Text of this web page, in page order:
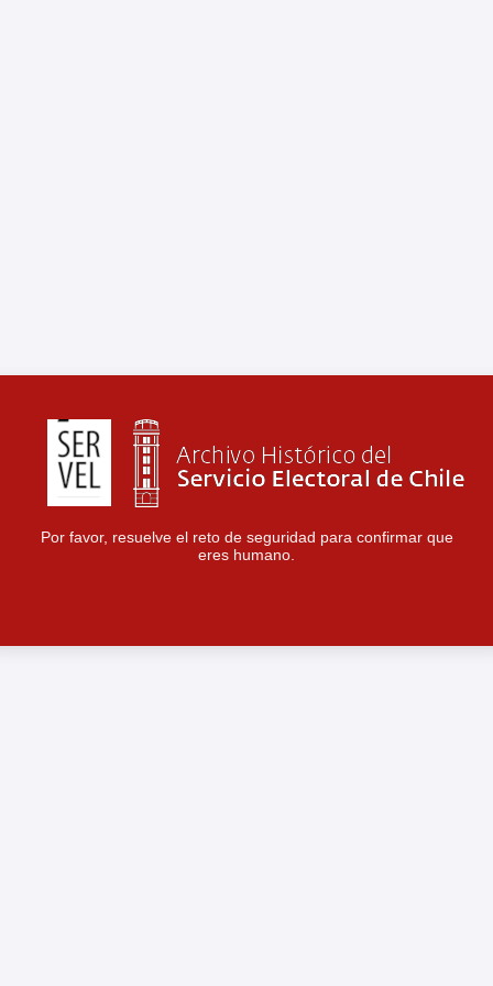
Por favor, resuelve el reto de seguridad para confirmar que
eres humano.